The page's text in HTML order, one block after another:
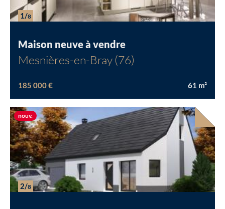
1/8
Maison neuve à vendre
Mesnières-en-Bray (76)
185 000 € 61 m²
2/8
nouv.Nouvelle offre